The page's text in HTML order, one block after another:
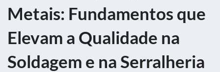
Metais: Fundamentos que
Elevam a Qualidade na
Soldagem e na Serralheria